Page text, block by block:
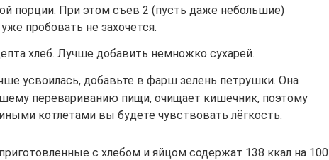
порции. При этом съев 2 (пусть даже небольшие)
пробовать не захочется.
хлеб. Лучше добавить немножко сухарей.
усвоилась, добавьте в фарш зелень петрушки. Она
перевариванию пищи, очищает кишечник, поэтому
котлетами вы будете чувствовать лёгкость.
с хлебом и яйцом содержат 138 ккал на 100